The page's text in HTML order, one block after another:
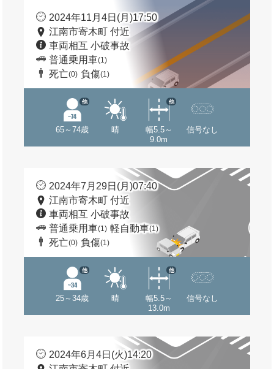
2024年11月4日(月)17:50
江南市寄木町 付近
車両相互 小破事故
普通乗用車(1)
死亡(0) 負傷(1)
65～74歳
他
晴
幅5.5～
9.0m
他
信号なし
2024年7月29日(月)07:40
江南市寄木町 付近
車両相互 小破事故
普通乗用車(1) 軽自動車(1)
死亡(0) 負傷(1)
25～34歳
他
晴
幅5.5～
13.0m
他
信号なし
2024年6月4日(火)14:20